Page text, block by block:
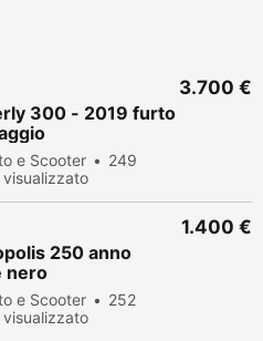
300 - 2019 furto
e Scooter
249
visualizzato
3.700 €
250 anno
nero
e Scooter
252
visualizzato
1.400 €